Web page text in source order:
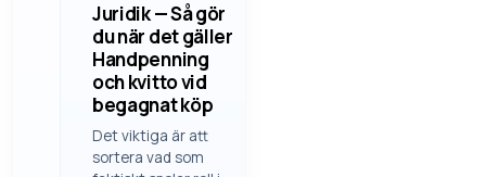
Juridik — Så gör
du när det gäller
Handpenning
och kvitto vid
begagnat köp
Det viktiga är att
sortera vad som